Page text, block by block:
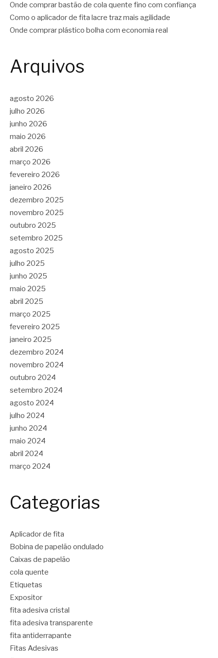
Onde comprar bastão de cola quente fino com confiança
Como o aplicador de fita lacre traz mais agilidade
Onde comprar plástico bolha com economia real
Arquivos
agosto 2026
julho 2026
junho 2026
maio 2026
abril 2026
março 2026
fevereiro 2026
janeiro 2026
dezembro 2025
novembro 2025
outubro 2025
setembro 2025
agosto 2025
julho 2025
junho 2025
maio 2025
abril 2025
março 2025
fevereiro 2025
janeiro 2025
dezembro 2024
novembro 2024
outubro 2024
setembro 2024
agosto 2024
julho 2024
junho 2024
maio 2024
abril 2024
março 2024
Categorias
Aplicador de fita
Bobina de papelão ondulado
Caixas de papelão
cola quente
Etiquetas
Expositor
fita adesiva cristal
fita adesiva transparente
fita antiderrapante
Fitas Adesivas